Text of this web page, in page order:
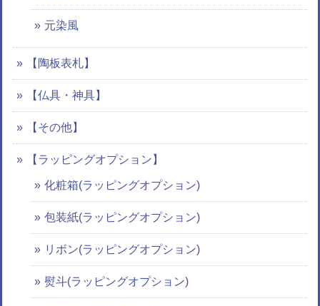
元染風
【陶板表札】
【仏具・神具】
【その他】
【ラッピングオプション】
化粧箱(ラッピングオプション)
包装紙(ラッピングオプション)
リボン(ラッピングオプション)
熨斗(ラッピングオプション)